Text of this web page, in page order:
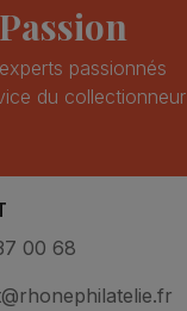
Passion
passionnés
du collectionneur
00 68